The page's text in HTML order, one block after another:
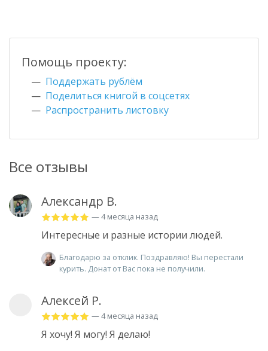
Все отзывы
Александр В.
— 4 месяца назад
Интересные и разные истории людей.
Благодарю за отклик. Поздравляю! Вы перестали
курить. Донат от Вас пока не получили.
Алексей Р.
— 4 месяца назад
Я хочу! Я могу! Я делаю!
Помощь проекту:
Поддержать рублём
Поделиться книгой в соцсетях
Распространить листовку